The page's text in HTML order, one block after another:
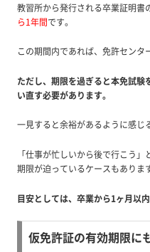
教習所から発行される卒業証明書
ら1年間です。
この期間内であれば、免許センタ
ただし、期限を過ぎると本免試
い直す必要があります。
一見すると余裕があるように感じ
「仕事が忙しいから後で行こう
期限が迫っているケースもありま
目安としては、卒業から1ヶ月以
仮免許証の有効期限に